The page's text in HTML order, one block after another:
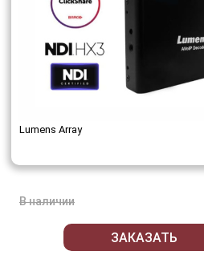
Lumens Array
В наличии
ЗАКАЗАТЬ